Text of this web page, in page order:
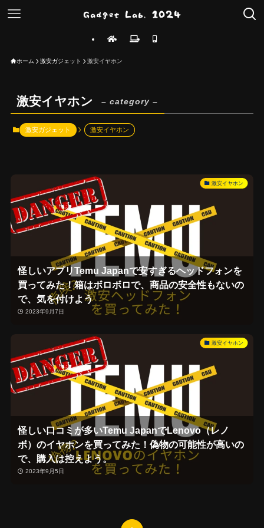
ホーム 激安ガジェット 激安イヤホン
激安イヤホン – category –
激安ガジェット 激安イヤホン
激安イヤホン
怪しいアプリTemu Japanで安すぎるヘッドフォンを
買ってみた！箱はボロボロで、商品の安全性もないの
で、気を付けよう
2023年9月7日
激安イヤホン
怪しい口コミが多いTemu JapanでLenovo（レノ
ボ）のイヤホンを買ってみた！偽物の可能性が高いの
で、購入は控えよう。
2023年9月5日